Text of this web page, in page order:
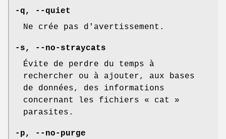
-q,
--quiet
Ne crée pas d'avertissement.
-s,
--no-straycats
Évite de perdre du temps à
rechercher ou à ajouter, aux bases
de données, des informations
concernant les fichiers « cat »
parasites.
-p,
--no-purge